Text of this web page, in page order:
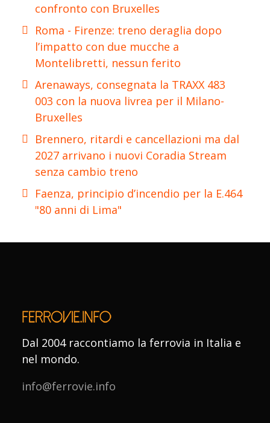
confronto con Bruxelles
Roma - Firenze: treno deraglia dopo
l’impatto con due mucche a
Montelibretti, nessun ferito
Arenaways, consegnata la TRAXX 483
003 con la nuova livrea per il Milano-
Bruxelles
Brennero, ritardi e cancellazioni ma dal
2027 arrivano i nuovi Coradia Stream
senza cambio treno
Faenza, principio d’incendio per la E.464
"80 anni di Lima"
Dal 2004 raccontiamo la ferrovia in Italia e
nel mondo.
info@ferrovie.info